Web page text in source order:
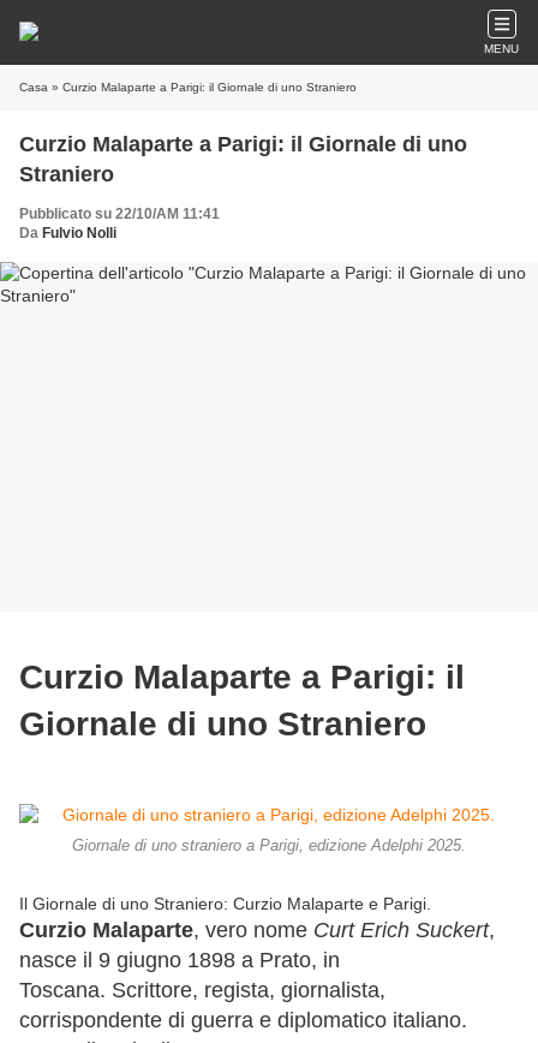
MENU
Casa » Curzio Malaparte a Parigi: il Giornale di uno Straniero
Curzio Malaparte a Parigi: il Giornale di uno
Straniero
Pubblicato su 22/10/AM 11:41
Da Fulvio Nolli
Curzio Malaparte a Parigi: il
Giornale di uno Straniero
Giornale di uno straniero a Parigi, edizione Adelphi 2025.
Il Giornale di uno Straniero: Curzio Malaparte e Parigi.
Curzio Malaparte, vero nome Curt Erich Suckert,
nasce il 9 giugno 1898 a Prato, in
Toscana. Scrittore, regista, giornalista,
corrispondente di guerra e diplomatico italiano.